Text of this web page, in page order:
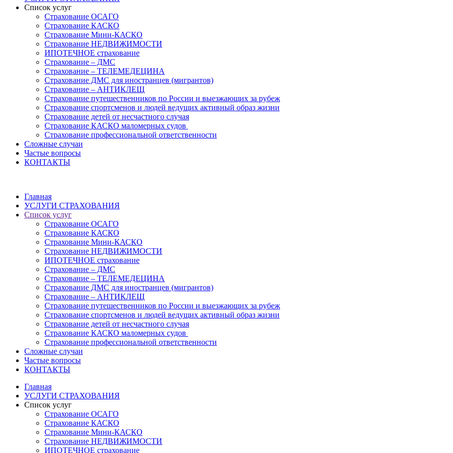
Список услуг
Страхование ОСАГО
Страхование КАСКО
Страхование Мини-КАСКО
Страхование НЕДВИЖИМОСТИ
ИПОТЕЧНОЕ страхование
Страхование – ДМС
Страхование – ТЕЛЕМЕДЕЦИНА
Страхование ДМС для иностранцев (мигрантов)
Страхование – АНТИКЛЕЩ
Страхование путешественников по России и выезжающих за рубеж
Страхование спортсменов и людей ведущих активный образ жизни
Страхование детей от несчастного случая
Страхование КАСКО маломерных судов
Страхование профессиональной ответственности
Сложные случаи
Частые вопросы
КОНТАКТЫ
Главная
УСЛУГИ СТРАХОВАНИЯ
Список услуг
Страхование ОСАГО
Страхование КАСКО
Страхование Мини-КАСКО
Страхование НЕДВИЖИМОСТИ
ИПОТЕЧНОЕ страхование
Страхование – ДМС
Страхование – ТЕЛЕМЕДЕЦИНА
Страхование ДМС для иностранцев (мигрантов)
Страхование – АНТИКЛЕЩ
Страхование путешественников по России и выезжающих за рубеж
Страхование спортсменов и людей ведущих активный образ жизни
Страхование детей от несчастного случая
Страхование КАСКО маломерных судов
Страхование профессиональной ответственности
Сложные случаи
Частые вопросы
КОНТАКТЫ
Главная
УСЛУГИ СТРАХОВАНИЯ
Список услуг
Страхование ОСАГО
Страхование КАСКО
Страхование Мини-КАСКО
Страхование НЕДВИЖИМОСТИ
ИПОТЕЧНОЕ страхование